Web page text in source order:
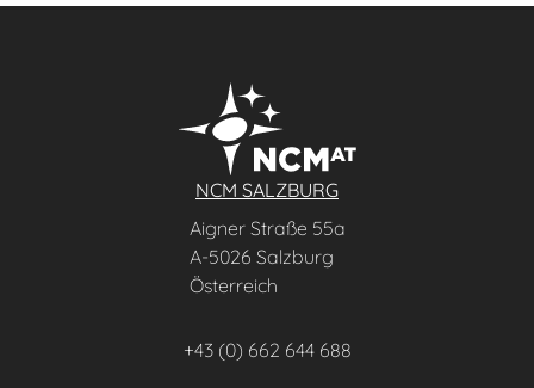
NCM SALZBURG
Aigner Straße 55a
A-5026 Salzburg
Österreich
+43 (0) 662 644 688